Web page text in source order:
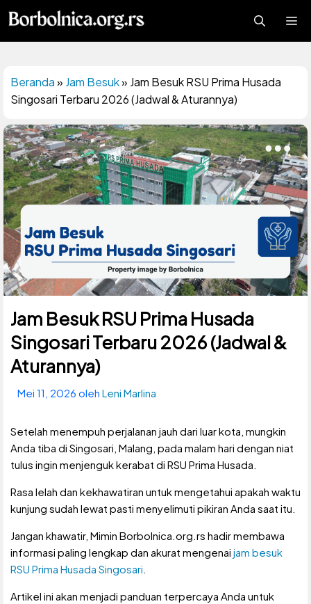
Langsung
ke
isi
Beranda» Jam Besuk» Jam Besuk RSU Prima Husada
Singosari Terbaru 2026 (Jadwal & Aturannya)
Jam Besuk RSU Prima Husada
Singosari Terbaru 2026 (Jadwal &
Aturannya)
Mei 11, 2026 oleh Leni Marlina
Setelah menempuh perjalanan jauh dari luar kota, mungkin
Anda tiba di Singosari, Malang, pada malam hari dengan niat
tulus ingin menjenguk kerabat di RSU Prima Husada.
Rasa lelah dan kekhawatiran untuk mengetahui apakah waktu
kunjung sudah lewat pasti menyelimuti pikiran Anda saat itu.
Jangan khawatir, Mimin Borbolnica.org.rs hadir membawa
informasi paling lengkap dan akurat mengenai jam besuk
RSU Prima Husada Singosari.
Artikel ini akan menjadi panduan terpercaya Anda untuk